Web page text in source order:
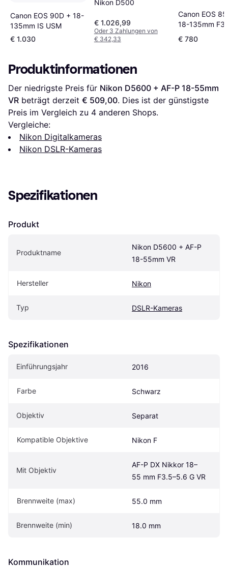
Canon EOS 90D + 18-
135mm IS USM
€ 1.030
Nikon D500
€ 1.026,99
Oder 3 Zahlungen von
€ 342,33
Canon EOS
18-135mm
IS USM
€ 780
Produktinformationen
Der niedrigste Preis für Nikon D5600 + AF-P 18-55mm
VR beträgt derzeit € 509,00. Dies ist der günstigste
Preis im Vergleich zu 4 anderen Shops.
Vergleiche:
Nikon Digitalkameras
Nikon DSLR-Kameras
Spezifikationen
Produkt
Produktname
Nikon D5600 + AF-P
18-55mm VR
Hersteller Nikon
Typ DSLR-Kameras
Spezifikationen
Einführungsjahr 2016
Farbe Schwarz
Objektiv Separat
Kompatible Objektive Nikon F
Mit Objektiv
AF-P DX Nikkor 18–
55 mm F3.5–5.6 G VR
Brennweite (max) 55.0 mm
Brennweite (min) 18.0 mm
Kommunikation